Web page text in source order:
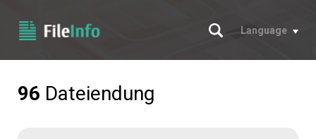
Suche
Language
96 Dateiendung